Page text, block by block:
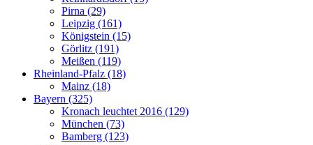
Pirna (29)
Leipzig (161)
Königstein (15)
Görlitz (191)
Meißen (119)
Rheinland-Pfalz (18)
Mainz (18)
Bayern (325)
Kronach leuchtet 2016 (129)
München (73)
Bamberg (123)